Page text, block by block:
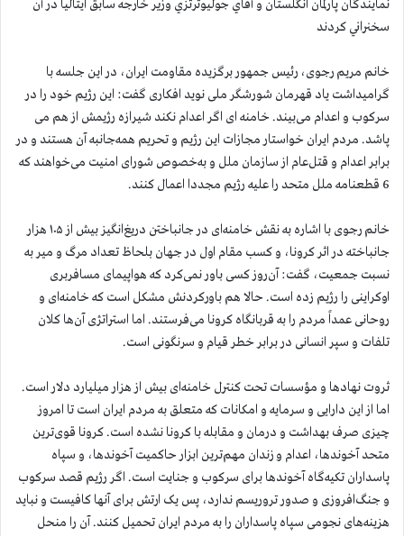
نمايندگان پارلمان انگلستان و آقاي جوليوترتزي وزير خارجه سابق ايتاليا در آن
سخنراني كردند
خانم مریم رجوی، رئیس جمهور برگزیده مقاومت ایران، در اين جلسه با
گرامیداشت یاد قهرمان شورشگر ملی نوید افکاری گفت: اين رژيم خود را در
سرکوب و اعدام می‌بیند. خامنه ای اگر اعدام نکند شیرازه رژیمش از هم می
پاشد. مردم ایران خواستار مجازات این رژیم و تحریم همه‌جانبه آن هستند و در
برابر اعدام و قتل‌عام از سازمان‌ ملل و به‌خصوص شورای امنیت می‌خواهند که
6 قطعنامه ملل متحد را عليه رژيم مجددا اعمال كنند.
خانم رجوی با اشاره به نقش خامنه‌ای در جانباختن دریغ‌انگیز بیش از ۱۰۵ هزار
جانباخته در اثر کرونا، و کسب مقام اول در جهان بلحاظ تعداد مرگ و میر به
نسبت جمعیت، گفت: آ‌ن‌روز کسی باور نمی‌کرد که هواپیمای مسافربری
اوکراینی را رژیم زده است. حالا هم باور‌کردنش مشکل است که خامنه‌ای و
روحانی عمداً مردم را به قربانگاه کرونا می‌فرستند. اما استراتژی آن‌ها کلان
تلفات و سپر انسانی در برابر خطر قیام و سرنگونی است.
ثروت نهادها و مؤسسات تحت کنترل خامنه‌ای بیش از هزار میلیارد دلار است.
اما از این دارایی و سرمایه و امکانات که متعلق به مردم ایران است تا امروز
چیزی صرف بهداشت و درمان و مقابله با كرونا نشده است. کرونا قوی‌ترین
متحد آخوندها، اعدام و زندان مهم‌ترین ابزار حاکمیت آخوندها، و سپاه
پاسداران تکیه‌گاه آخوندها برای سرکوب و جنایت است. اگر رژیم قصد سرکوب
و جنگ‌افروزی و صدور تروریسم ندارد، پس یک ارتش برای آنها کافیست و نباید
هزینه‌های نجومی سپاه پاسداران را به مردم ایران تحمیل کنند. آن را منحل